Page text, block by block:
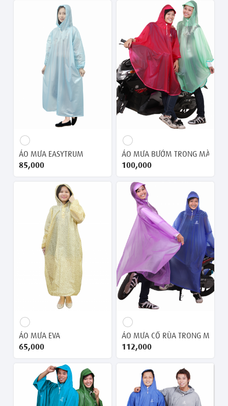
ÁO MƯA EASYTRUM
85,000 ₫
ÁO MƯA BƯỚM TRONG MÀU
100,000 ₫
ÁO MƯA EVA
65,000 ₫
ÁO MƯA CỔ RÙA TRONG MÀU
112,000 ₫